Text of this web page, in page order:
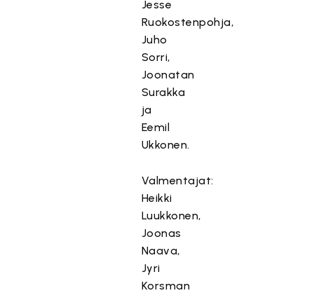
Jesse
Ruokostenpohja,
Juho
Sorri,
Joonatan
Surakka
ja
Eemil
Ukkonen.
Valmentajat:
Heikki
Luukkonen,
Joonas
Naava,
Jyri
Korsman